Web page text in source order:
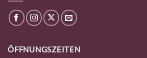
ÖFFNUNGSZEITEN